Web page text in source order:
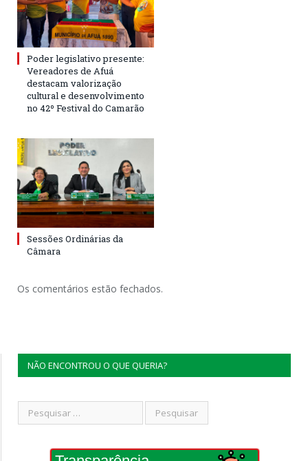
Poder legislativo presente:
Vereadores de Afuá
destacam valorização
cultural e desenvolvimento
no 42º Festival do Camarão
Sessões Ordinárias da
Câmara
Os comentários estão fechados.
NÃO ENCONTROU O QUE QUERIA?